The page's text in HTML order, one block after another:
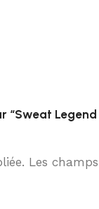
“Sweat Legend
Les champs